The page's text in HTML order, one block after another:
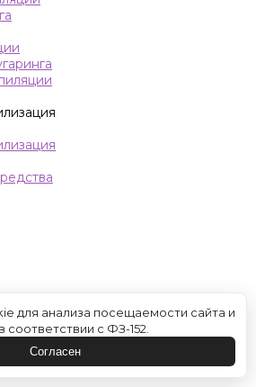
для анализа посещаемости сайта и
с ФЗ-152.
Согласен